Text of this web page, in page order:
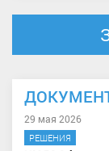
29 мая 2026
РЕШЕНИЯ